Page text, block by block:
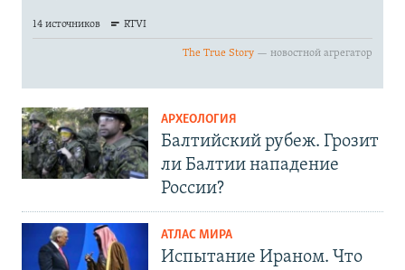
АРХЕОЛОГИЯ
Балтийский рубеж. Грозит
ли Балтии нападение
России?
АТЛАС МИРА
Испытание Ираном. Что